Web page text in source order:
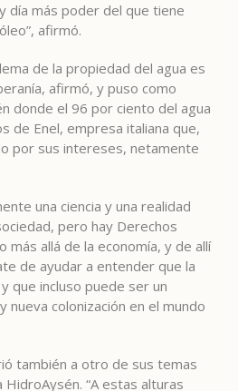
día más poder del que tiene
afirmó.
de la propiedad del agua es
afirmó, y puso como
donde el 96 por ciento del agua
de Enel, empresa italiana que,
por sus intereses, netamente
una ciencia y una realidad
pero hay Derechos
más allá de la economía, y de allí
de ayudar a entender que la
que incluso puede ser un
nueva colonización en el mundo
también a otro de sus temas
HidroAysén. “A estas alturas